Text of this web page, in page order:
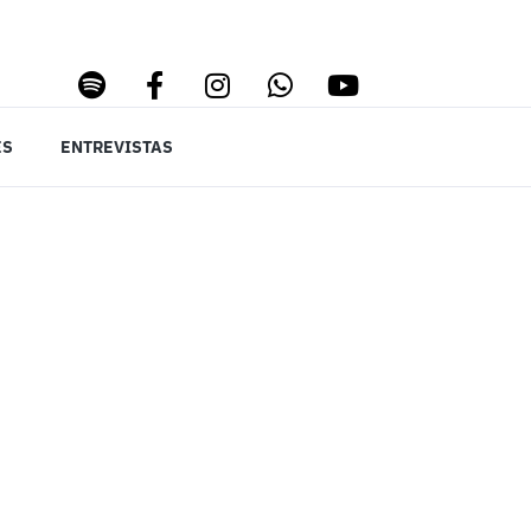
ENTREVISTAS